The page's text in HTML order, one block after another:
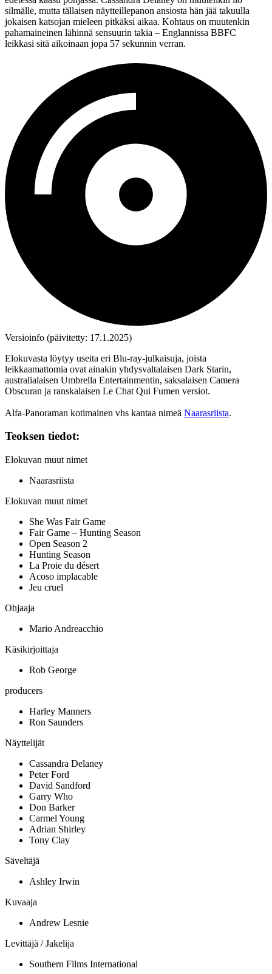
silmälle, mutta tällaisen näytteillepanon ansiosta hän jää takuulla
jokaisen katsojan mieleen pitkäksi aikaa. Kohtaus on muutenkin
pahamaineinen lähinnä sensuurin takia – Englannissa BBFC
leikkasi sitä aikoinaan jopa 57 sekunnin verran.
Versioinfo (päivitetty: 17.1.2025)
Elokuvasta löytyy useita eri Blu‑ray‑julkaisuja, joista
leikkaamattomia ovat ainakin yhdysvaltalaisen Dark Starin,
australialaisen Umbrella Entertainmentin, saksalaisen Camera
Obscuran ja ranskalaisen Le Chat Qui Fumen versiot.
Alfa-Panoraman kotimainen vhs kantaa nimeä Naarasriista.
Teoksen tiedot:
Elokuvan muut nimet
Naarasriista
Elokuvan muut nimet
She Was Fair Game
Fair Game – Hunting Season
Open Season 2
Hunting Season
La Proie du désert
Acoso implacable
Jeu cruel
Ohjaaja
Mario Andreacchio
Käsikirjoittaja
Rob George
producers
Harley Manners
Ron Saunders
Näyttelijät
Cassandra Delaney
Peter Ford
David Sandford
Garry Who
Don Barker
Carmel Young
Adrian Shirley
Tony Clay
Säveltäjä
Ashley Irwin
Kuvaaja
Andrew Lesnie
Levittäjä / Jakelija
Southern Films International